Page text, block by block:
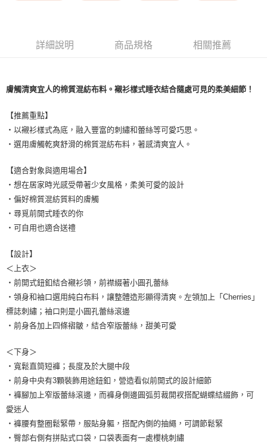
付款後7-11取貨
黑貓宅配
離島宅配
每筆NT$200，滿NT$1,500(含以上)免運費
詳細說明 商品規格 相關推薦
膚觸清爽宜人的棉質混紡布料。襯衫樣式睡衣結合隨處可見的柔美細節！
【推薦重點】
・以襯衫樣式為底，融入豐富的刺繡和蕾絲等可愛巧思。
・選用膚觸乾爽舒滑的棉質混紡布料，著感清爽宜人。
【適合對象與適用場合】
・想在居家時光感受帶著少女風格，柔美可愛的設計
・偏好棉質混紡質料的膚觸
・尋覓前開式睡衣的你
・可自用也適合送禮
【設計】
＜上衣＞
・前開式鈕釦結合襯衫領，前襟綴著小圓孔蕾絲
・領身和袖口選用純白布料，讓整體造形顯得清爽。左領加上「Cherries」
標誌刺繡；袖口則是小圓孔蕾絲滾邊
・前身各加上四條褶皺，結合窄版蕾絲，甜美可愛
＜下身＞
・寬鬆直筒短褲；長度及於大腿中段
・前身中央有3顆裝飾用途鈕釦，營造看似前開式的設計細節
・褲腳加上窄版蕾絲滾邊，而褲身側邊圓弧剪裁開衩搭配蝴蝶結綴飾，可
愛迷人
・褲腰有整圈鬆緊帶，服貼身軀，搭配內側的抽繩，可調節鬆緊
・臀部右側有拼貼式口袋，口袋表面有一處櫻桃刺繡